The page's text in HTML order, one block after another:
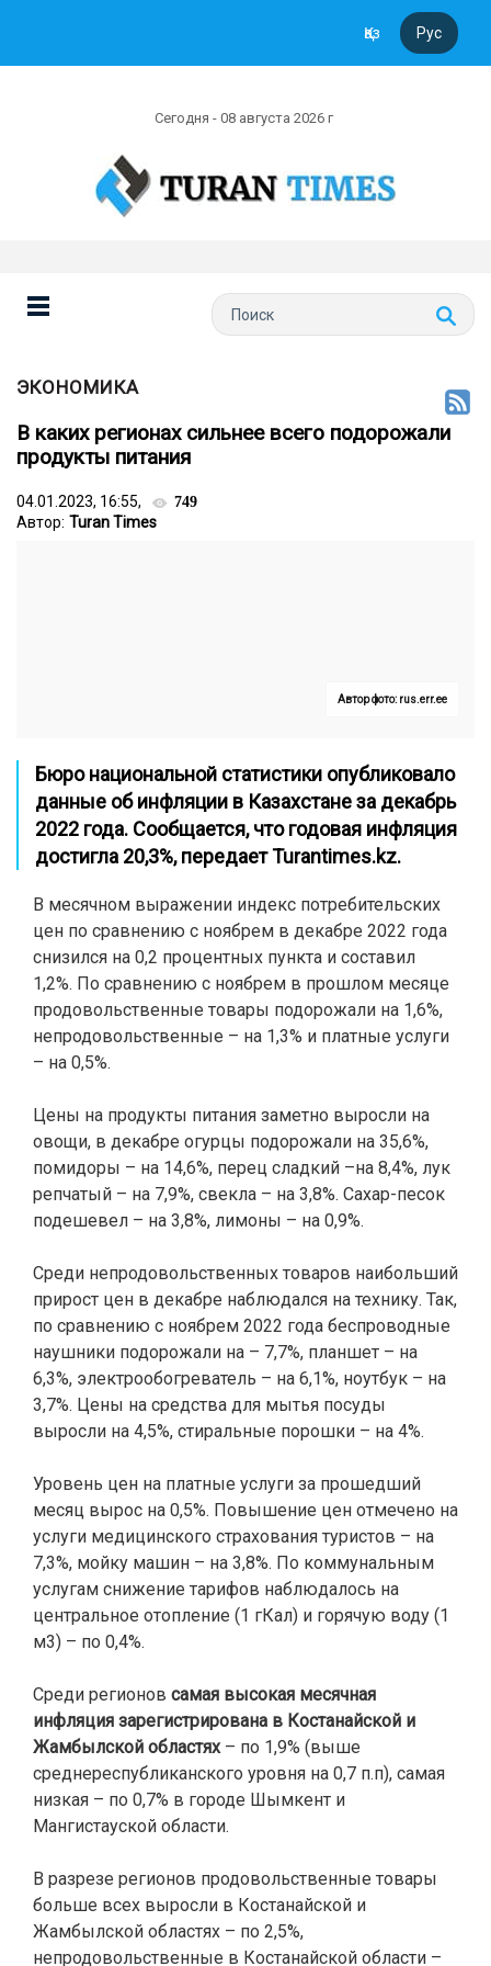
Қаз Рус
Сегодня - 08 августа 2026 г
ЭКОНОМИКА
В каких регионах сильнее всего подорожали
продукты питания
04.01.2023, 16:55, 749
Автор: Turan Times
Автор фото: rus.err.ee
Бюро национальной статистики опубликовало
данные об инфляции в Казахстане за декабрь
2022 года. Сообщается, что годовая инфляция
достигла 20,3%, передаетTurantimes.kz.
В месячном выражении индекс потребительских
цен по сравнению с ноябрем в декабре 2022 года
снизился на 0,2 процентных пункта и составил
1,2%. По сравнению с ноябрем в прошлом месяце
продовольственные товары подорожали на 1,6%,
непродовольственные – на 1,3% и платные услуги
– на 0,5%.
Цены на продукты питания заметно выросли на
овощи, в декабре огурцы подорожали на 35,6%,
помидоры – на 14,6%, перец сладкий –на 8,4%, лук
репчатый – на 7,9%, свекла – на 3,8%. Сахар-песок
подешевел – на 3,8%, лимоны – на 0,9%.
Среди непродовольственных товаров наибольший
прирост цен в декабре наблюдался на технику. Так,
по сравнению с ноябрем 2022 года беспроводные
наушники подорожали на – 7,7%, планшет – на
6,3%, электрообогреватель – на 6,1%, ноутбук – на
3,7%. Цены на средства для мытья посуды
выросли на 4,5%, стиральные порошки – на 4%.
Уровень цен на платные услуги за прошедший
месяц вырос на 0,5%. Повышение цен отмечено на
услуги медицинского страхования туристов – на
7,3%, мойку машин – на 3,8%. По коммунальным
услугам снижение тарифов наблюдалось на
центральное отопление (1 гКал) и горячую воду (1
м3) – по 0,4%.
Среди регионов самая высокая месячная
инфляция зарегистрирована в Костанайской и
Жамбылской областях– по 1,9% (выше
среднереспубликанского уровня на 0,7 п.п), самая
низкая – по 0,7% в городе Шымкент и
Мангистауской области.
В разрезе регионов продовольственные товары
больше всех выросли в Костанайской и
Жамбылской областях – по 2,5%,
непродовольственные в Костанайской области –